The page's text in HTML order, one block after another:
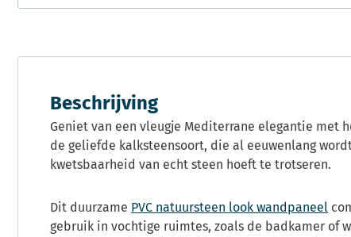
Beschrijving
Geniet van een vleugje Mediterrane elegantie met
de geliefde kalksteensoort, die al eeuwenlang
kwetsbaarheid van echt steen hoeft te trotseren.
Dit duurzame PVC natuursteen look wandpaneel
gebruik in vochtige ruimtes, zoals de badkamer of